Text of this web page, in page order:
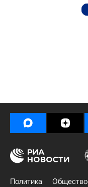
Политика Общество